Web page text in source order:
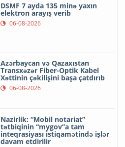
DSMF 7 ayda 135 minə yaxın
elektron arayış verib
06-08-2026
Azərbaycan və Qazaxıstan
Transxəzər Fiber-Optik Kabel
Xəttinin çəkilişini başa çatdırıb
06-08-2026
Nazirlik: “Mobil notariat”
tətbiqinin “mygov”a tam
inteqrasiyası istiqamətində işlər
davam etdirilir